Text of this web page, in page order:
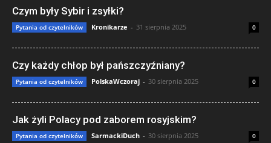
Czym były Sybir i zsyłki?
Pytania od czytelników Kronikarze - 31 sierpnia 2025 0
Czy każdy chłop był pańszczyźniany?
Pytania od czytelników PolskaWczoraj - 30 sierpnia 2025 0
Jak żyli Polacy pod zaborem rosyjskim?
Pytania od czytelników SarmackiDuch - 30 sierpnia 2025 0